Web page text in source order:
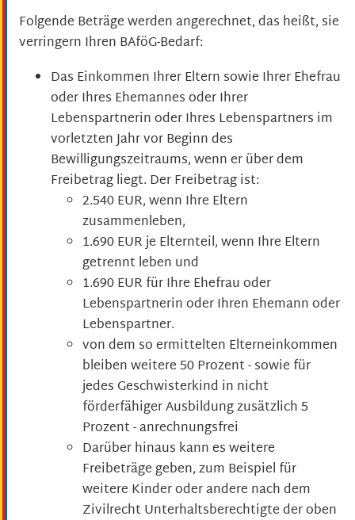
Folgende Beträge werden angerechnet, das heißt, sie
verringern Ihren BAföG-Bedarf:
Das Einkommen Ihrer Eltern sowie Ihrer Ehefrau
oder Ihres Ehemannes oder Ihrer
Lebenspartnerin oder Ihres Lebenspartners im
vorletzten Jahr vor Beginn des
Bewilligungszeitraums, wenn er über dem
Freibetrag liegt. Der Freibetrag ist:
2.540 EUR, wenn Ihre Eltern
zusammenleben,
1.690 EUR je Elternteil, wenn Ihre Eltern
getrennt leben und
1.690 EUR für Ihre Ehefrau oder
Lebenspartnerin oder Ihren Ehemann oder
Lebenspartner.
von dem so ermittelten Elterneinkommen
bleiben weitere 50 Prozent - sowie für
jedes Geschwisterkind in nicht
förderfähiger Ausbildung zusätzlich 5
Prozent - anrechnungsfrei
Darüber hinaus kann es weitere
Freibeträge geben, zum Beispiel für
weitere Kinder oder andere nach dem
Zivilrecht Unterhaltsberechtigte der oben